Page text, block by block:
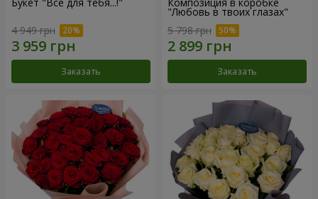
4 949 грн
Заказать
"Любовь в твоих глазах"
5 798 грн
Заказать